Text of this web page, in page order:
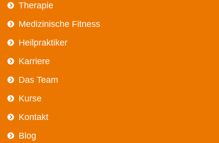
Therapie
Medizinische Fitness
Heilpraktiker
Karriere
Das Team
Kurse
Kontakt
Blog